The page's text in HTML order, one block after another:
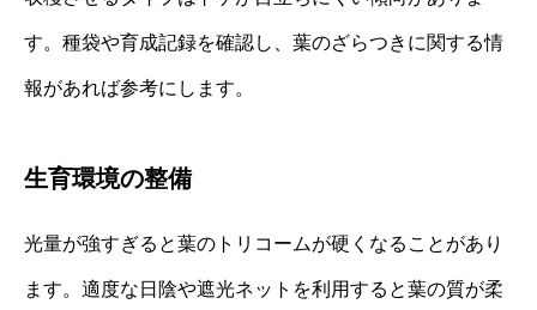
す。種袋や育成記録を確認し、葉のざらつきに関する情
報があれば参考にします。
生育環境の整備
光量が強すぎると葉のトリコームが硬くなることがあり
ます。適度な日陰や遮光ネットを利用すると葉の質が柔